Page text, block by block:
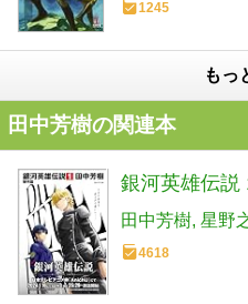
1245
もっ
田中芳樹の関連本
銀河英雄伝説
田中芳樹 星野
4618